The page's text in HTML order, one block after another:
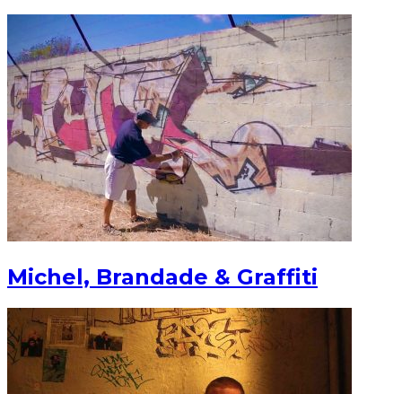
Michel, Brandade & Graffiti